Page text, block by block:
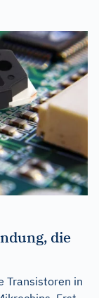
die
Transistoren in